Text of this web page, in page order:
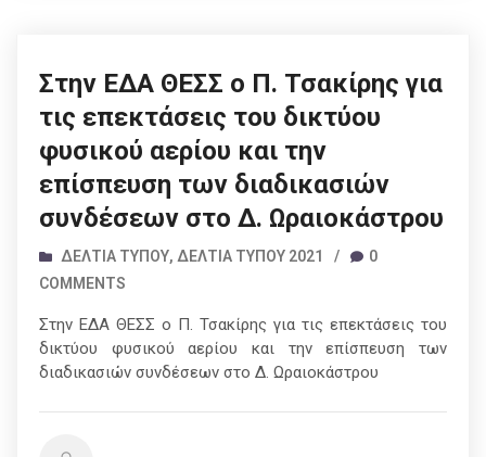
Στην ΕΔΑ ΘΕΣΣ ο Π. Τσακίρης για
τις επεκτάσεις του δικτύου
φυσικού αερίου και την
επίσπευση των διαδικασιών
συνδέσεων στο Δ. Ωραιοκάστρου
ΔΕΛΤΊΑ ΤΎΠΟΥ, ΔΕΛΤΊΑ ΤΎΠΟΥ 2021 /
0
COMMENTS
Στην ΕΔΑ ΘΕΣΣ ο Π. Τσακίρης για τις επεκτάσεις του
δικτύου φυσικού αερίου και την επίσπευση των
διαδικασιών συνδέσεων στο Δ. Ωραιοκάστρου